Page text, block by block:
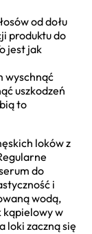
od dołu
produktu do
jest jak
wyschnąć
uszkodzeń
to
loków z
do
i
wodą,
kąpielowy w
loki zaczną się